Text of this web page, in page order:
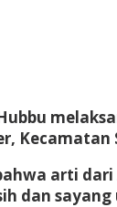
Kecamatan
arti
dan